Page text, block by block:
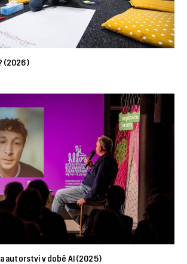
(2026)
autorství v době AI (2025)